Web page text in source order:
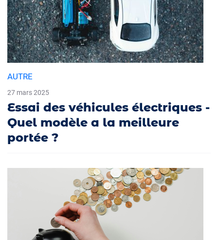
AUTRE
27 mars 2025
Essai des véhicules électriques -
Quel modèle a la meilleure
portée ?